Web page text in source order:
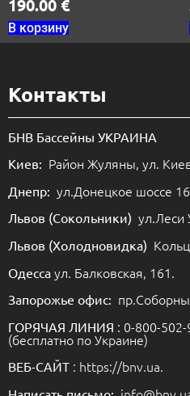
190.00 €
В корзину
Контакты
БНВ Бассейны УКРАИНА
Киев: Район Жуляны, ул.
Днепр: ул.Донецкое шоссе
Львов (Сокольники) ул.Леси
Львов (Холодновидка)
Одесса ул. Балковская, 161.
Запорожье офис:
ГОРЯЧАЯ ЛИНИЯ : 0-800-502-
(бесплатно по Украине)
ВЕБ-САЙТ : https://bnv.ua.